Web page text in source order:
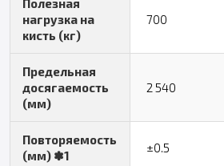
Полезная
нагрузка на
кисть (кг)
700
Предельная
досягаемость
(мм)
2 540
Повторяемость
(мм) ✽1
±0.5